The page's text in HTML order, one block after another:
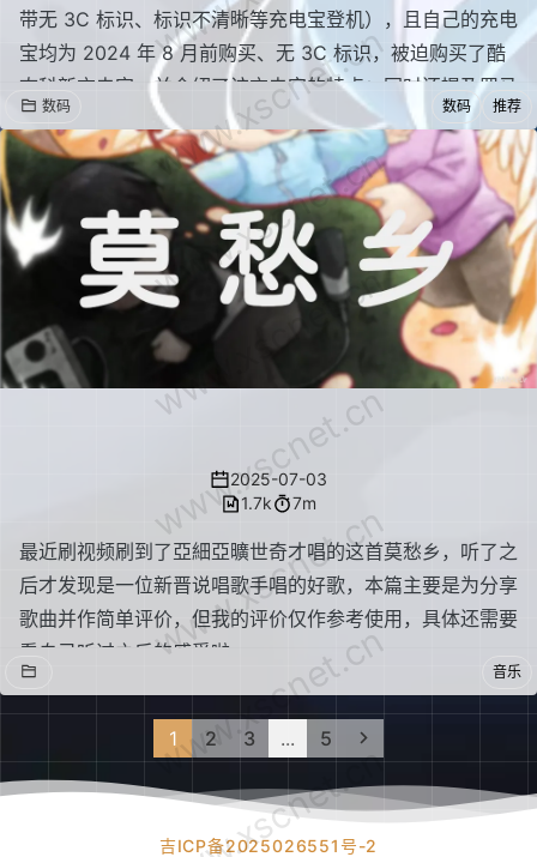
带无 3C 标识、标识不清晰等充电宝登机），且自己的充电
宝均为 2024 年 8 月前购买、无 3C 标识，被迫购买了酷
态科新充电宝，并介绍了该充电宝的特点；同时还提及罗马
仕充电宝因电芯质量等问题频发安全事故，分析了当前充电
宝市场因恶性竞争压缩成本导致产品存在安全隐患的现状
数码 数码 推荐
音乐推荐:莫愁乡
2025-07-03
1.7k
7m
最近刷视频刷到了亞細亞曠世奇才唱的这首莫愁乡，听了之
后才发现是一位新晋说唱歌手唱的好歌，本篇主要是为分享
歌曲并作简单评价，但我的评价仅作参考使用，具体还需要
看自己听过之后的感受啦
音乐
1 2 3 ... 5
吉ICP备2025026551号-2
www.xscnet.cn
www.xscnet.cn
www.xscnet.cn
www.xscnet.cn
www.xscnet.cn
www.xscnet.cn
www.xscnet.cn